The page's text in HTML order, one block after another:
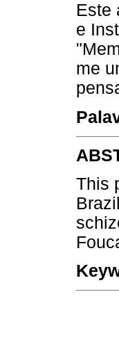
Este
e
me
This